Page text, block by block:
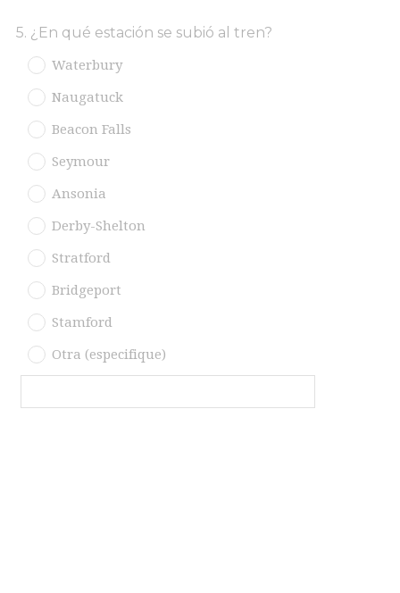
Question
Title
5. ¿En qué estación se subió al tren?
Waterbury
Naugatuck
Beacon Falls
Seymour
Ansonia
Derby-Shelton
Stratford
Bridgeport
Stamford
Otra (especifique)